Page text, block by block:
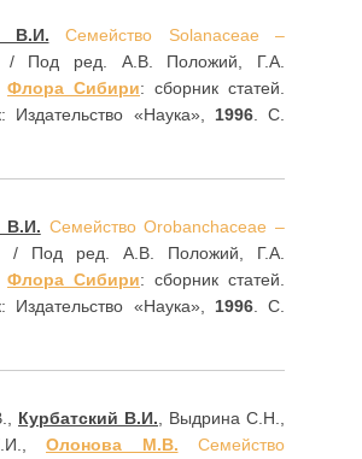
В.И.
Семейство Solanaceae –
/ Под ред. А.В. Положий, Г.А.
Флора Сибири: сборник статей.
Издательство «Наука», 1996. С.
В.И. Семейство Orobanchaceae –
/ Под ред. А.В. Положий, Г.А.
Флора Сибири: сборник статей.
Издательство «Наука», 1996. С.
Курбатский В.И., Выдрина C.H.,
Олонова M.B. Семейство